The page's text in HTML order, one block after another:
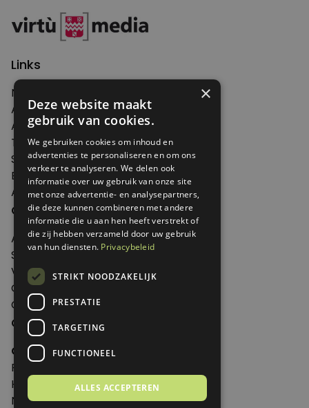
Links
Nieuws
Artikelen
Agenda
Thema's
Shop
Edities
Abonneren
Over Genoeg
Adverteren
Samenwerken
Verkooppunten
Over Genoeg
Contact
Contactgegevens
Genoeg
Postbus 595 - 3700 AN Zeist
Huis ter Heideweg 13 - 3705MA Zeist
Nederland
×
Deze website maakt
gebruik van cookies.
We gebruiken cookies om inhoud en
advertenties te personaliseren en om ons
verkeer te analyseren. We delen ook
informatie over uw gebruik van onze site
met onze advertentie- en analysepartners,
die deze kunnen combineren met andere
informatie die u aan hen heeft verstrekt of
die zij hebben verzameld door uw gebruik
van hun diensten. Privacybeleid
STRIKT NOODZAKELIJK
PRESTATIE
TARGETING
FUNCTIONEEL
ALLES ACCEPTEREN